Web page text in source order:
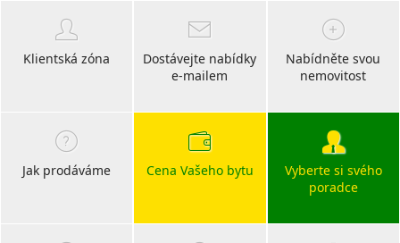
Klientská zóna
Dostávejte nabídky
e-mailem
Nabídněte svou
nemovitost
Jak prodáváme Cena Vašeho bytu
Vyberte si svého
poradce